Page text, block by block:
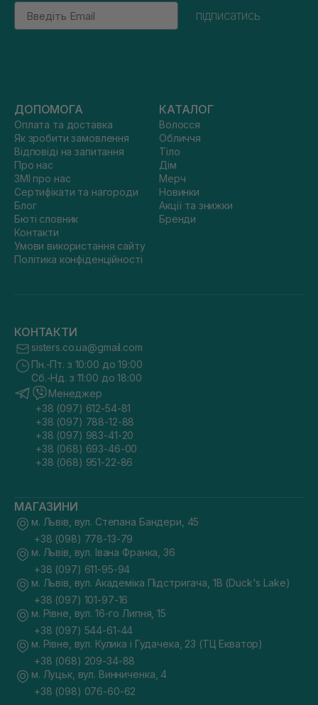
Email
підписатись
ДОПОМОГА
Оплата та доставка
Як зробити замовлення
Відповіді на запитання
Про нас
ЗМІ про нас
Сертифікати та нагороди
Блог
Бюті словник
Контакти
Умови використання сайту
Політика конфіденційності
КАТАЛОГ
Волосся
Обличчя
Тіло
Дім
Мерч
Новинки
Акції та знижки
Бренди
КОНТАКТИ
sisters.co.ua@gmail.com
Пн.-Пт. з 10:00 до 19:00
Сб.-Нд. з 11:00 до 18:00
Менеджер
+38 (097) 612-54-81
+38 (097) 788-12-88
+38 (097) 983-41-20
+38 (068) 693-46-00
+38 (068) 951-22-86
МАГАЗИНИ
м. Львів, вул. Степана Бандери, 45
+38 (098) 778-13-79
м. Львів, вул. Івана Франка, 36
+38 (097) 611-95-94
м. Львів, вул. Академіка Підстригача, 1В (Duck's Lake)
+38 (097) 101-97-16
м. Рівне, вул. 16-го Липня, 15
+38 (097) 544-61-44
м. Рівне, вул. Кулика і Гудачека, 23 (ТЦ Екватор)
+38 (068) 209-34-88
м. Луцьк, вул. Винниченка, 4
+38 (098) 076-60-62